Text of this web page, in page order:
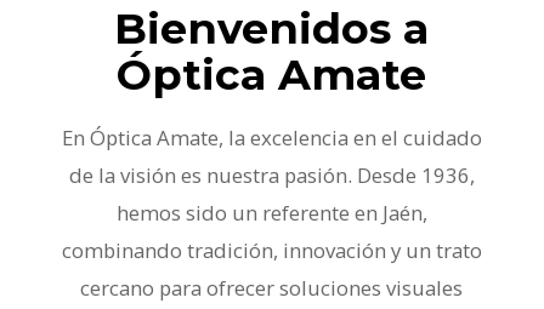
Bienvenidos a
Óptica Amate
En Óptica Amate, la excelencia en el cuidado
de la visión es nuestra pasión. Desde 1936,
hemos sido un referente en Jaén,
combinando tradición, innovación y un trato
cercano para ofrecer soluciones visuales